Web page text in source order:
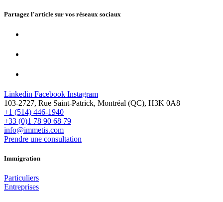
Partagez l'article sur vos réseaux sociaux
Linkedin Facebook Instagram
103-2727, Rue Saint-Patrick, Montréal (QC), H3K 0A8
+1 (514) 446-1940
+33 (0)1 78 90 68 79
info@immetis.com
Prendre une consultation
Immigration
Particuliers
Entreprises